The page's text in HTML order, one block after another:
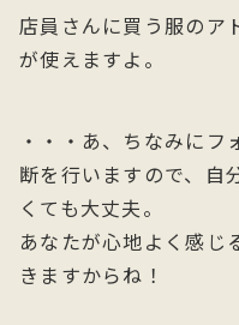
店員さんに買う服のア
が使えますよ。
・・・あ、ちなみに
断を行いますので、自
くても大丈夫。
あなたが心地よく感じ
きますからね！